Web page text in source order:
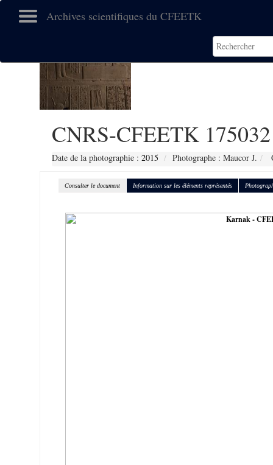
Archives scientifiques du CFEETK
CNRS-CFEETK 175032
Date de la photographie : 2015 Photographe : Maucor J.
Consulter le document Information sur les éléments représentés